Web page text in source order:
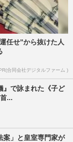
任せ”から抜けた人
合同会社デジタルファーム )
』で詠まれた《子ど
...
案」と皇室専門家が